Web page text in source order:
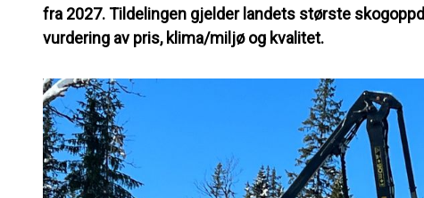
fra 2027. Tildelingen gjelder landets største
vurdering av pris, klima/miljø og kvalitet.